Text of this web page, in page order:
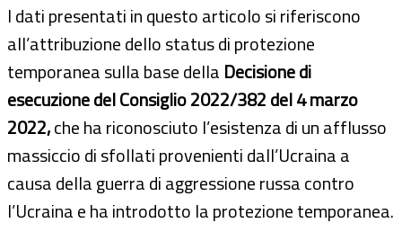
I dati presentati in questo articolo si riferiscono
all’attribuzione dello status di protezione
temporanea sulla base della Decisione di
esecuzione del Consiglio 2022/382del 4 marzo
2022,che ha riconosciuto l’esistenza di un afflusso
massiccio di sfollati provenienti dall’Ucraina a
causa della guerra di aggressione russa contro
l’Ucraina e ha introdotto la protezione temporanea.